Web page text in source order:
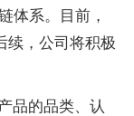
体系。目前，
续，公司将积极
品的品类、认